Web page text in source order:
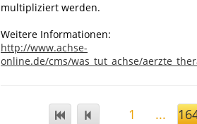
multipliziert werden.
Weitere Informationen:
http://www.achse-
online.de/cms/was_tut_achse/
1 ...